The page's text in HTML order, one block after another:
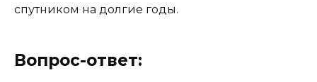
спутником на долгие годы.
Вопрос-ответ: